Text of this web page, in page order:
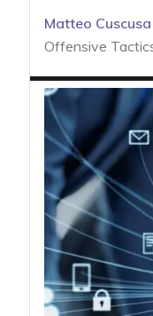
Matteo Cuscusa
Offensive